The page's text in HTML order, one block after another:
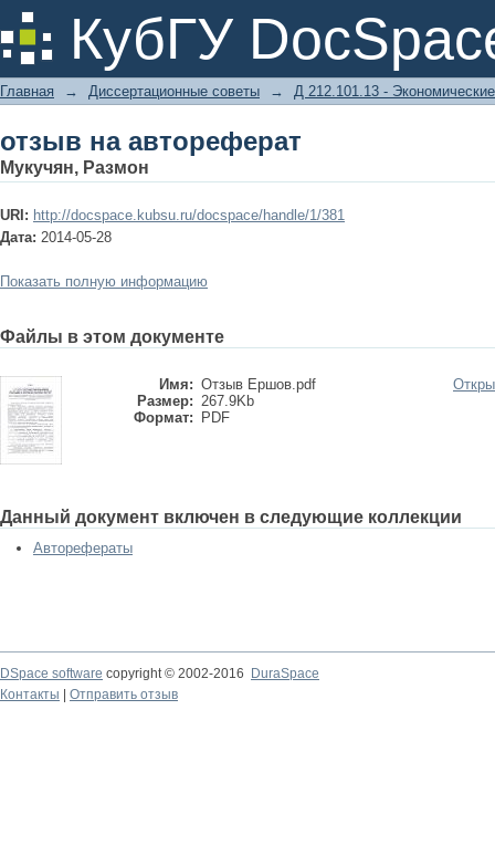
КубГУ
отзыв на автореферат
Главная → Диссертационные советы → Д 212.101.13 -
отзыв на автореферат
Мукучян, Размон
URI: http://docspace.kubsu.ru/docspace/handle/1/381
Дата: 2014-05-28
Показать полную информацию
Файлы в этом документе
Имя: Отзыв Ершов.pdf
Размер: 267.9Kb
Формат:
PDF
Данный документ включен в следующие коллекции
Авторефераты
DSpace software copyright © 2002-2016
DuraSpace
Контакты
Отправить отзыв